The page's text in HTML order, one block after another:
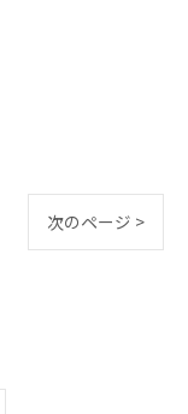
次のページ >